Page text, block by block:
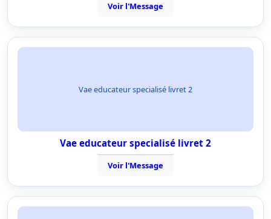
Voir l'Message
Vae educateur specialisé livret 2
Vae educateur specialisé livret 2
Voir l'Message